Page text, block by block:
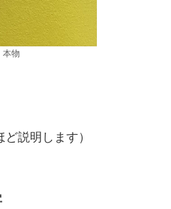
本物
説明します）